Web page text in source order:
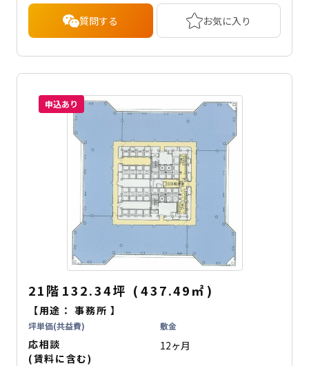
質問する お気に入り
申込あり
21階 132.34坪 ( 437.49㎡ )
【用途：事務所 】
坪単価(共益費)
応相談
(賃料に含む)
敷金
12ヶ月